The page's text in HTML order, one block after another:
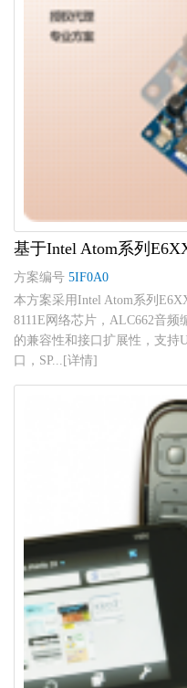
基于Intel Atom系列
方案编号 5IF0A0
本方案采用Intel Atom系列
8111E网络芯片，ALC662音
的兼容性和接口扩展性，支持
口，SP...[详情]